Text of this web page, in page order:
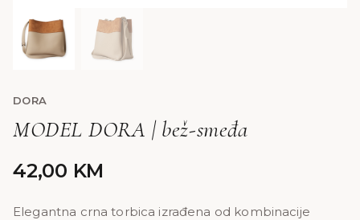
DORA
MODEL DORA | bež-smeđa
42,00 KM
Elegantna crna torbica izrađena od kombinacije